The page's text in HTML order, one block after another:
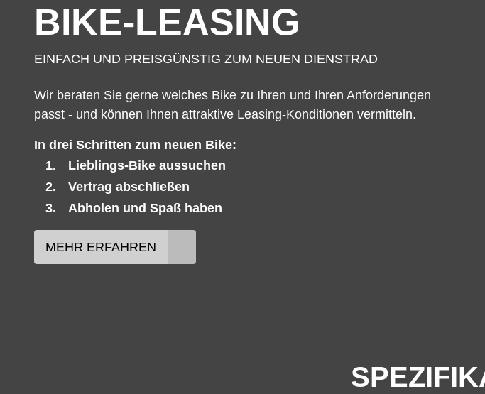
BIKE-LEASING
EINFACH UND PREISGÜNSTIG ZUM NEUEN DIENSTRAD
Wir beraten Sie gerne welches Bike zu Ihren und Ihren Anforderungen
passt - und können Ihnen attraktive Leasing-Konditionen vermitteln.
In drei Schritten zum neuen Bike:
Lieblings-Bike aussuchen
Vertrag abschließen
Abholen und Spaß haben
MEHR ERFAHREN